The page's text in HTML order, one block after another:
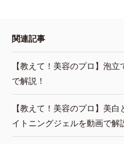
関連記事
【教えて！美容のプロ】泡
で解説！
【教えて！美容のプロ】美
イトニングジェルを動画で解